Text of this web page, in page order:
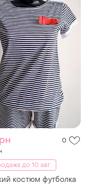
до 10 авг.
костюм футболка
1